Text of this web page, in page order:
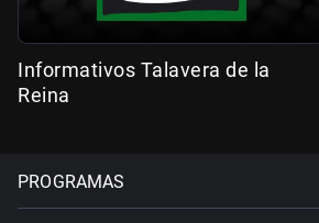
Informativos Talavera de la
Reina
PROGRAMAS